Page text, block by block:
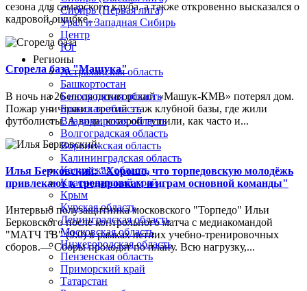
сезона для самарского клуба, а также откровенно высказался о
кадровой ошибке...
Сгорела база "Машука"
В ночь на 26 июля пятигорский «Машук-КМВ» потерял дом.
Пожар уничтожил третий этаж клубной базы, где жили
футболисты. А вода, которой тушили, как часто и...
Илья Берковский: "Хорошо, что торпедовскую молодёжь
привлекают к тренировкам и играм основной команды"
Интервью полузащитника московского "Торпедо" Ильи
Берковского после контрольного матча с медиакомандой
"МАТЧ ТВ" (9:0) в рамках летних учебно-тренировочных
сборов.— Сборы проходят по плану. Всю нагрузку,...
Сибирь (Первая лига)
Урал и Западная Сибирь
Центр
Юг
Регионы
Астраханская область
Башкортостан
Белгородская область
Брянская область
Владимирская область
Волгоградская область
Воронежская область
Калининградская область
Калужская область
Краснодарский край
Крым
Курская область
Ленинградская область
Московская область
Нижегородская область
Пензенская область
Приморский край
Татарстан